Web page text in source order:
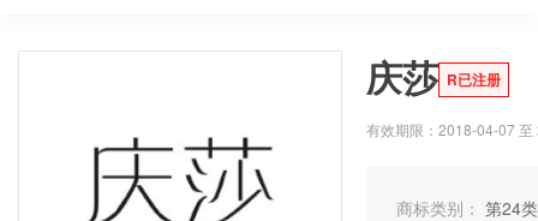
庆莎 R已注册
有效期限：2018-04-07
商标类别： 第24